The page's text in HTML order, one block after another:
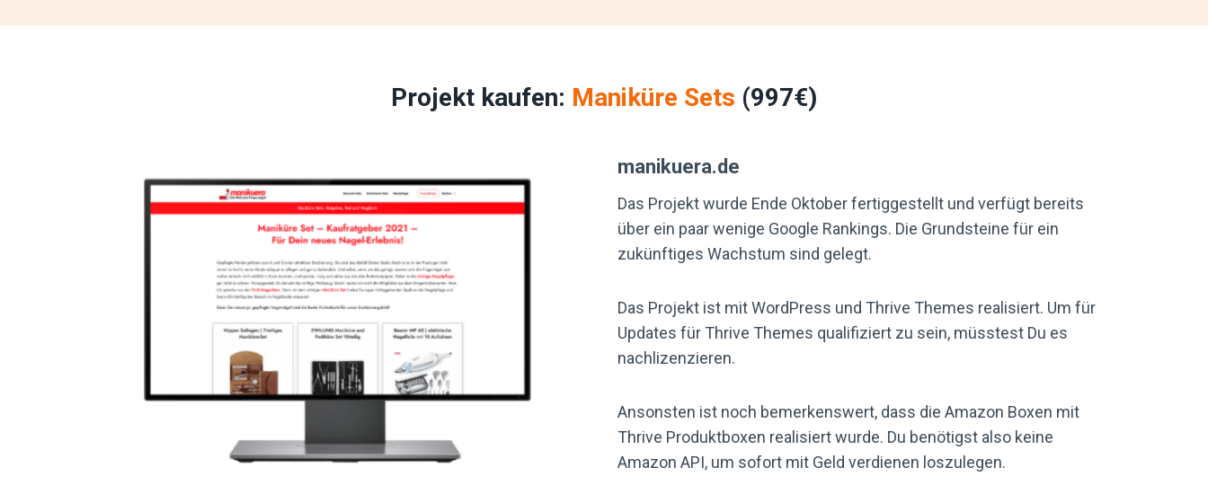
Projekt kaufen: Maniküre Sets (997€)
manikuera.de
Das Projekt wurde Ende Oktober fertiggestellt und verfügt bereits
über ein paar wenige Google Rankings. Die Grundsteine für ein
zukünftiges Wachstum sind gelegt.
Das Projekt ist mit WordPress und Thrive Themes realisiert. Um für
Updates für Thrive Themes qualifiziert zu sein, müsstest Du es
nachlizenzieren.
Ansonsten ist noch bemerkenswert, dass die Amazon Boxen mit
Thrive Produktboxen realisiert wurde. Du benötigst also keine
Amazon API, um sofort mit Geld verdienen loszulegen.